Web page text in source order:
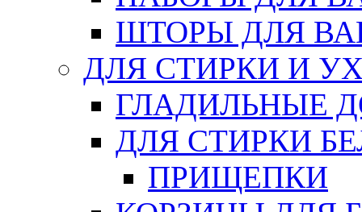
ШТОРЫ ДЛЯ
ДЛЯ СТИРКИ И
ГЛАДИЛЬНЫЕ
ДЛЯ СТИРКИ
ПРИЩЕПКИ